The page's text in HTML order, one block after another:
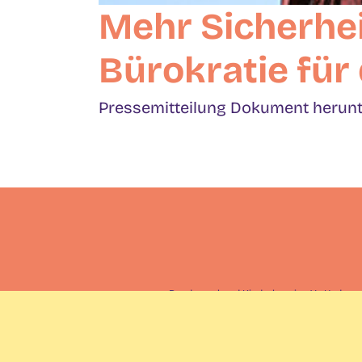
Mehr
Bürokratie für
Pressemitteilung Dokument
Bundesverband Kinderhospiz e.V. ·